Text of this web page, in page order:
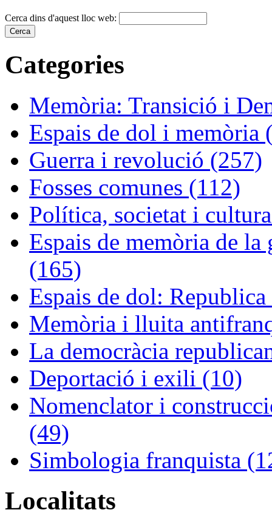
Cerca dins d'aquest lloc web:
Categories
Memòria: Transició i
Espais de dol i memòria
Guerra i revolució (257)
Fosses comunes (112)
Política, societat i
Espais de memòria de
(165)
Espais de dol:
Memòria i lluita
La democràcia
Deportació i exili (10)
Nomenclator i
(49)
Simbologia franquista
Localitats